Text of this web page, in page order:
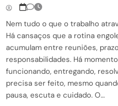
Nem tudo o que o trabalho
Há cansaços que a rotina
acumulam entre reuniões,
responsabilidades. Há
funcionando, entregando,
precisa ser feito, mesmo
pausa, escuta e cuidado. O…